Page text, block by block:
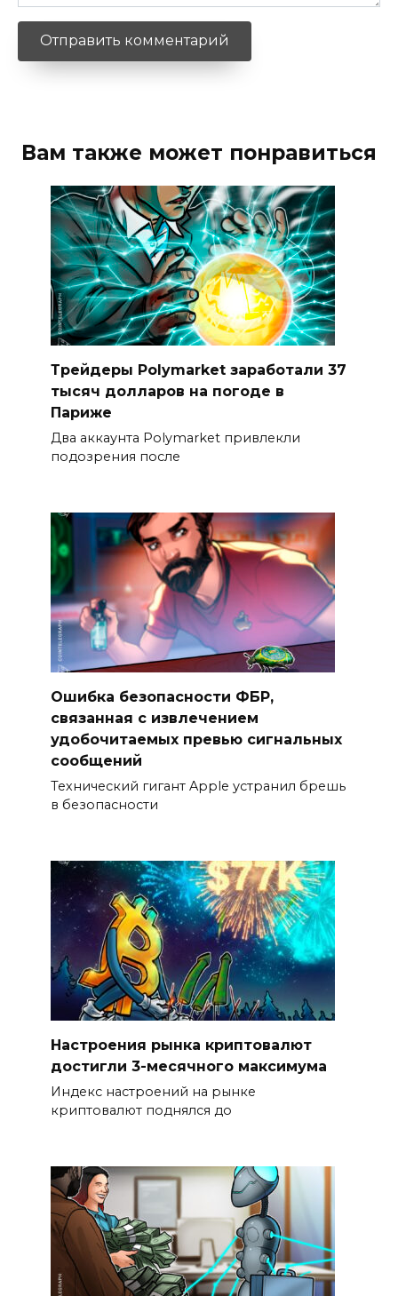
Вам также может понравиться
Трейдеры Polymarket заработали 37
тысяч долларов на погоде в
Париже
Два аккаунта Polymarket привлекли
подозрения после
Ошибка безопасности ФБР,
связанная с извлечением
удобочитаемых превью сигнальных
сообщений
Технический гигант Apple устранил брешь
в безопасности
Настроения рынка криптовалют
достигли 3-месячного максимума
Индекс настроений на рынке
криптовалют поднялся до